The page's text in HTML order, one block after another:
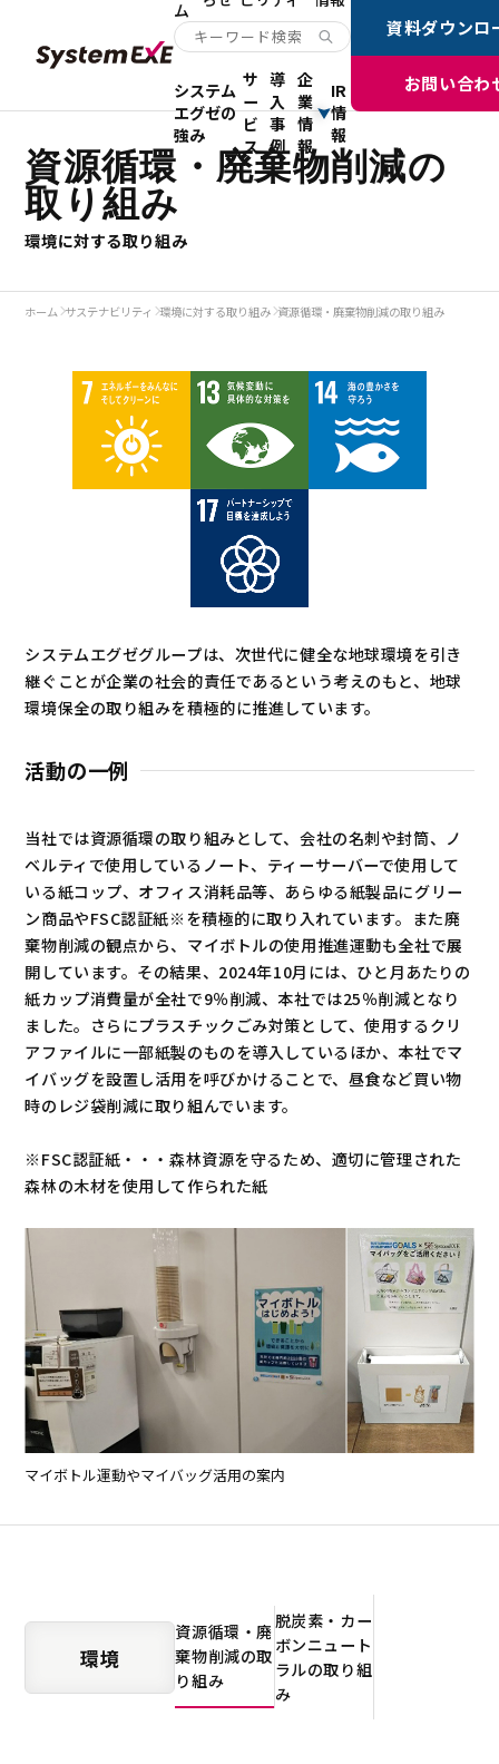
ム
システム
エグゼの
強み
サ
ー
ビ
ス
導
入
事
例
企
業
情
報
IR
情
報
資料ダウンロ
お問い合わ
資源循環・廃棄物削減の
取り組み
環境に対する取り組み
ホーム サステナビリティ 環境に対する取り組み 資源循環・廃棄物削減の取り組み
システムエグゼグループは、次世代に健全な地球環境を引き
継ぐことが企業の社会的責任であるという考えのもと、地球
環境保全の取り組みを積極的に推進しています。
活動の一例
当社では資源循環の取り組みとして、会社の名刺や封筒、ノ
ベルティで使用しているノート、ティーサーバーで使用して
いる紙コップ、オフィス消耗品等、あらゆる紙製品にグリー
ン商品やFSC認証紙※を積極的に取り入れています。また廃
棄物削減の観点から、マイボトルの使用推進運動も全社で展
開しています。その結果、2024年10月には、ひと月あたりの
紙カップ消費量が全社で9％削減、本社では25％削減となり
ました。さらにプラスチックごみ対策として、使用するクリ
アファイルに一部紙製のものを導入しているほか、本社でマ
イバッグを設置し活用を呼びかけることで、昼食など買い物
時のレジ袋削減に取り組んでいます。
※FSC認証紙・・・森林資源を守るため、適切に管理された
森林の木材を使用して作られた紙
マイボトル運動やマイバッグ活用の案内
環境
資源循環・廃
棄物削減の取
り組み
脱炭素・カー
ボンニュート
ラルの取り組
み